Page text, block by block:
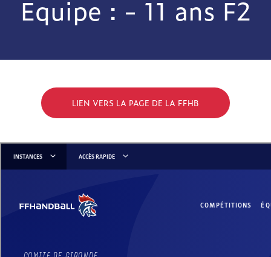
Equipe : - 11 ans F2
LIEN VERS LA PAGE DE LA FFHB